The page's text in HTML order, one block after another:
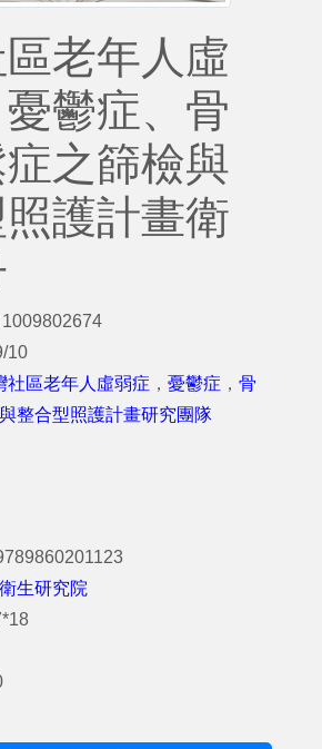
老年人虛
鬱症、骨
之篩檢與
護計畫衛
10
社區老年人虛弱症 ， 憂鬱症 ， 骨
整合型照護計畫研究團隊
生研究院